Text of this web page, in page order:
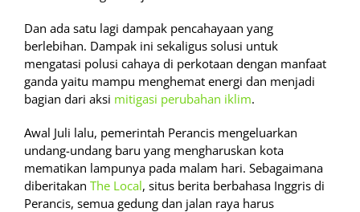
Dan ada satu lagi dampak pencahayaan yang
berlebihan. Dampak ini sekaligus solusi untuk
mengatasi polusi cahaya di perkotaan dengan manfaat
ganda yaitu mampu menghemat energi dan menjadi
bagian dari aksi mitigasi perubahan iklim.
Awal Juli lalu, pemerintah Perancis mengeluarkan
undang-undang baru yang mengharuskan kota
mematikan lampunya pada malam hari. Sebagaimana
diberitakan The Local, situs berita berbahasa Inggris di
Perancis, semua gedung dan jalan raya harus